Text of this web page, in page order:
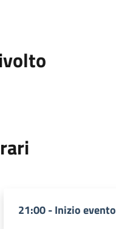
21:00 - Inizio evento